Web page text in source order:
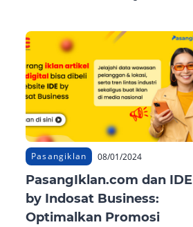
Pasangiklan 08/01/2024
PasangIklan.com dan IDE
by Indosat Business:
Optimalkan Promosi